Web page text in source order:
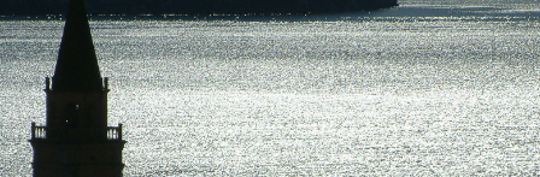
SPORTS
MANGIARE E BERE
EVENTI
OSPITALITÀ